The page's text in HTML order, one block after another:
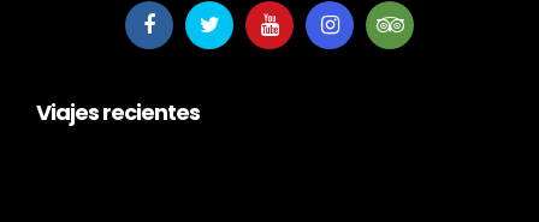
Viajes recientes